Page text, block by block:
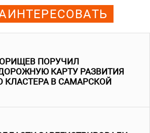
ПОРУЧИЛ
КАРТУ РАЗВИТИЯ
КЛАСТЕРА В САМАРСКОЙ